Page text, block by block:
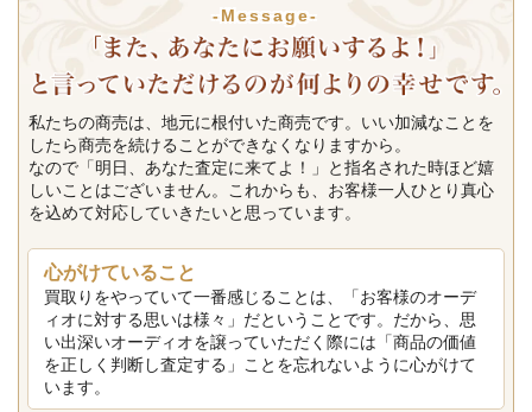
-Message-
私たちの商売は、地元に根付いた商売です。いい加減なことを
したら商売を続けることができなくなりますから。
なので「明日、あなた査定に来てよ！」と指名された時ほど嬉
しいことはございません。これからも、お客様一人ひとり真心
を込めて対応していきたいと思っています。
心がけていること
買取りをやっていて一番感じることは、「お客様のオーデ
ィオに対する思いは様々」だということです。だから、思
い出深いオーディオを譲っていただく際には「商品の価値
を正しく判断し査定する」ことを忘れないように心がけて
います。